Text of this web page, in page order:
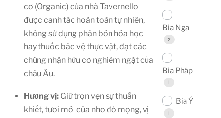
cơ (Organic) của nhà Tavernello
được canh tác hoàn toàn tự nhiên,
không sử dụng phân bón hóa học
hay thuốc bảo vệ thực vật, đạt các
chứng nhận hữu cơ nghiêm ngặt của
châu Âu.
Hương vị: Giữ trọn vẹn sự thuần
khiết, tươi mới của nho đỏ mọng, vị
Bia Nga
2
Bia Pháp
1
Bia Ý
1